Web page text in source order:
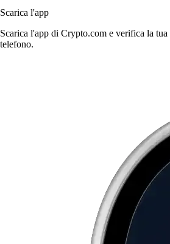
Scarica l'app
Scarica l'app di Crypto.com e verifica la
telefono.